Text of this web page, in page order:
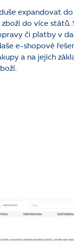
expandovat
do více
či platby v
e-shopové
a na jejich